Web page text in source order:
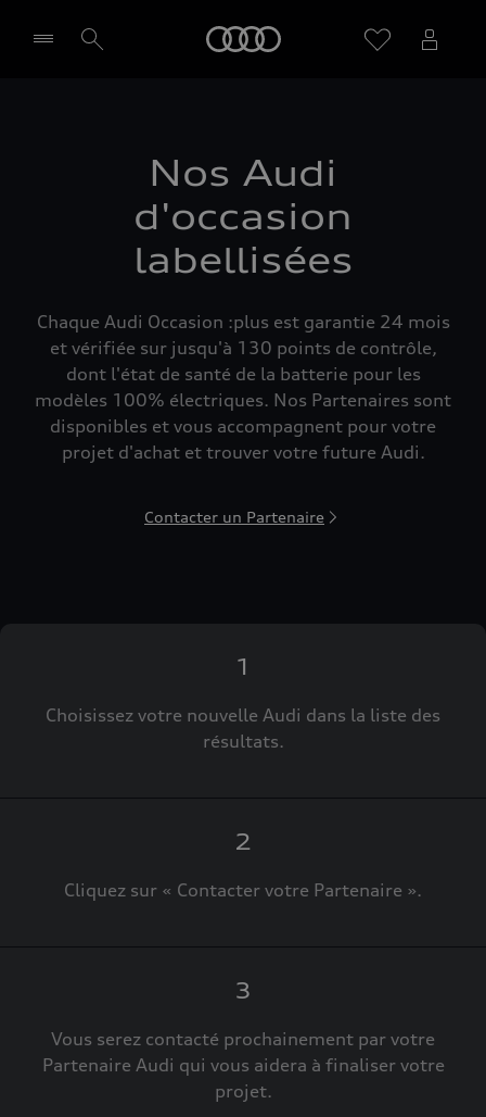
Nos Audi
d'occasion
labellisées
Chaque Audi Occasion :plus est garantie 24 mois
et vérifiée sur jusqu'à 130 points de contrôle,
dont l'état de santé de la batterie pour les
modèles 100% électriques. Nos Partenaires sont
disponibles et vous accompagnent pour votre
projet d'achat et trouver votre future Audi.
Contacter un Partenaire
1
Choisissez votre nouvelle Audi dans la liste des
résultats.
2
Cliquez sur « Contacter votre Partenaire ».
3
Vous serez contacté prochainement par votre
Partenaire Audi qui vous aidera à finaliser votre
projet.